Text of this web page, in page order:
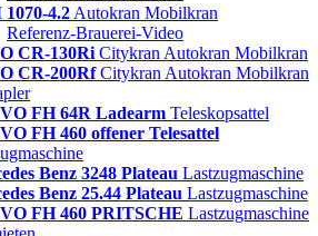
4.2 Autokran Mobilkran
Referenz-Brauerei-Video
CR-130Ri Citykran Autokran Mobilkran
CR-200RfCitykran Autokran Mobilkran
FH 64R Ladearm Teleskopsattel
FH 460 offener Telesattel
Benz 3248 Plateau Lastzugmaschine
Benz 25.44 Plateau Lastzugmaschine
FH 460 PRITSCHE Lastzugmaschine